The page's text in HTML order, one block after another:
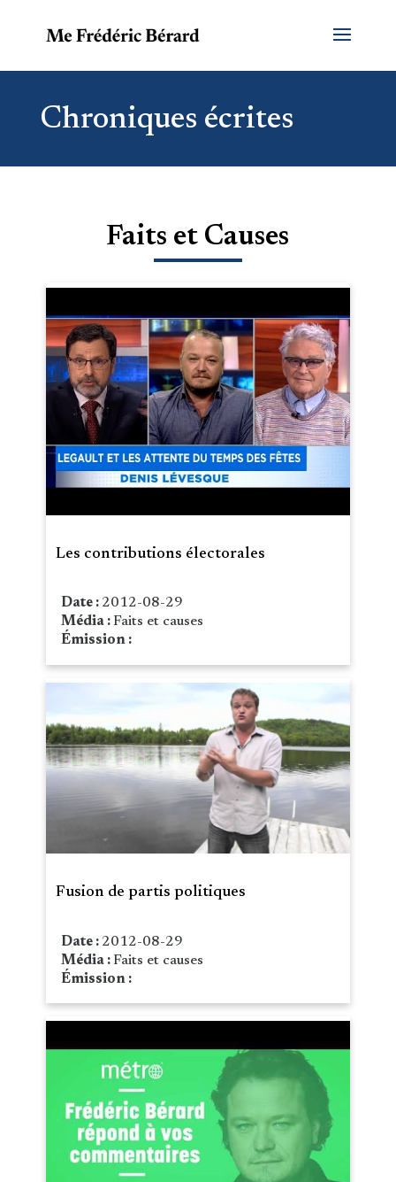
Chroniques écrites
Faits et Causes
Les contributions électorales
Date : 2012-08-29
Média :Faits et causes
Émission :
Fusion de partis politiques
Date : 2012-08-29
Média :Faits et causes
Émission :